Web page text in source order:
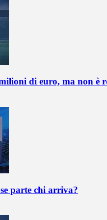
di euro, ma non è
parte chi arriva?